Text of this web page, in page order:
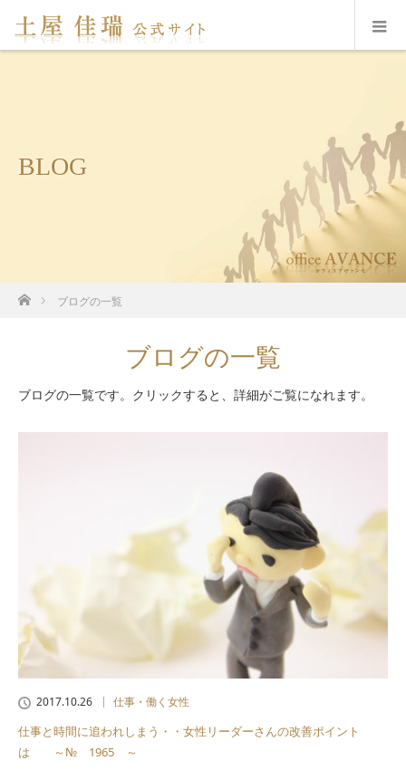
BLOG
ホームブログの一覧
ブログの一覧
ブログの一覧です。クリックすると、詳細がご覧になれます。
2017.10.26 仕事・働く女性
仕事と時間に追われしまう・・女性リーダーさんの改善ポイント
は ～№ 1965 ～